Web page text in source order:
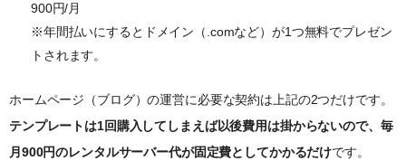
900円/月
※年間払いにするとドメイン（.comなど）が1つ無料でプレゼン
トされます。
ホームページ（ブログ）の運営に必要な契約は上記の2つだけです。
テンプレートは1回購入してしまえば以後費用は掛からないので、毎
月900円のレンタルサーバー代が固定費としてかかるだけです。